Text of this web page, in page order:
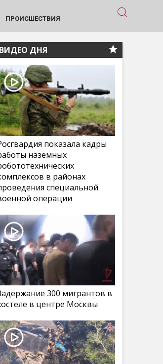
ПРОИСШЕСТВИЯ
ВИДЕО ДНЯ
показала кадры
наземных
в районах
специальной
операции
300 мигрантов в
в центре Москвы